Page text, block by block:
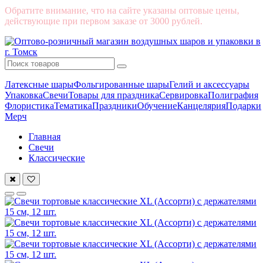
Обратите внимание, что на сайте указаны оптовые цены,
действующие при первом заказе от 3000 рублей.
Латексные шарыФольгированные шарыГелий и аксессуары
УпаковкаСвечиТовары для праздникаСервировкаПолиграфия
ФлористикаТематикаПраздникиОбучениеКанцелярияПодарки
Мерч
Главная
Свечи
Классические